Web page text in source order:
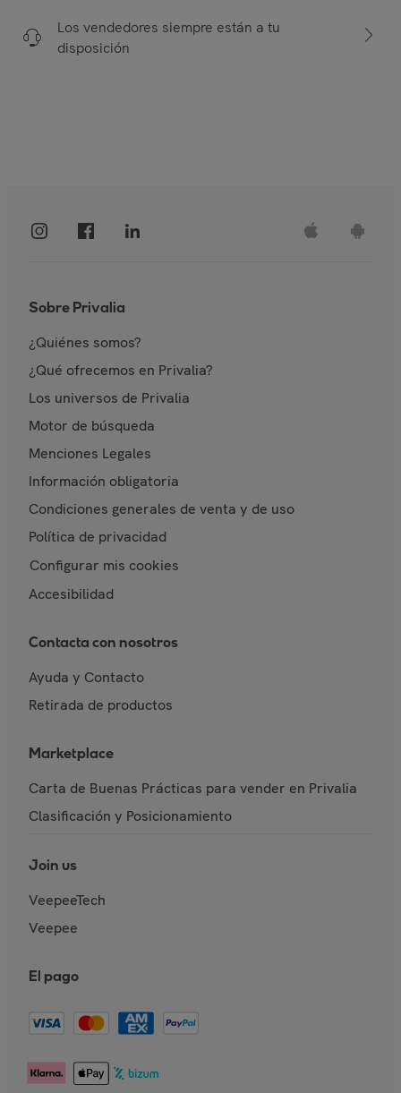
Los vendedores siempre están a tu
disposición
Sobre Privalia
¿Quiénes somos?
¿Qué ofrecemos en Privalia?
Los universos de Privalia
Motor de búsqueda
Menciones Legales
Información obligatoria
Condiciones generales de venta y de uso
Política de privacidad
Configurar mis cookies
Accesibilidad
Contacta con nosotros
Ayuda y Contacto
Retirada de productos
Marketplace
Carta de Buenas Prácticas para vender en Privalia
Clasificación y Posicionamiento
Join us
VeepeeTech
Veepee
El pago